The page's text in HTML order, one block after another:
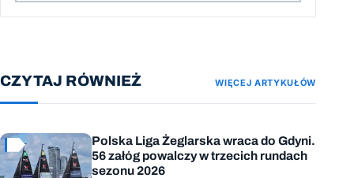
CZYTAJ RÓWNIEŻ WIĘCEJ ARTYKUŁÓW
Polska Liga Żeglarska wraca do Gdyni.
56 załóg powalczy w trzecich rundach
sezonu 2026